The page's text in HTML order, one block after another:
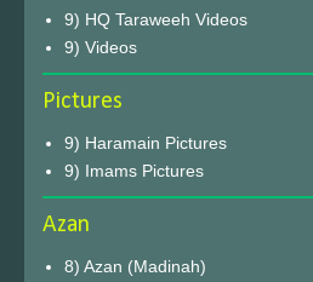
9) HQ Taraweeh Videos
9) Videos
Pictures
9) Haramain Pictures
9) Imams Pictures
Azan
8) Azan (Madinah)